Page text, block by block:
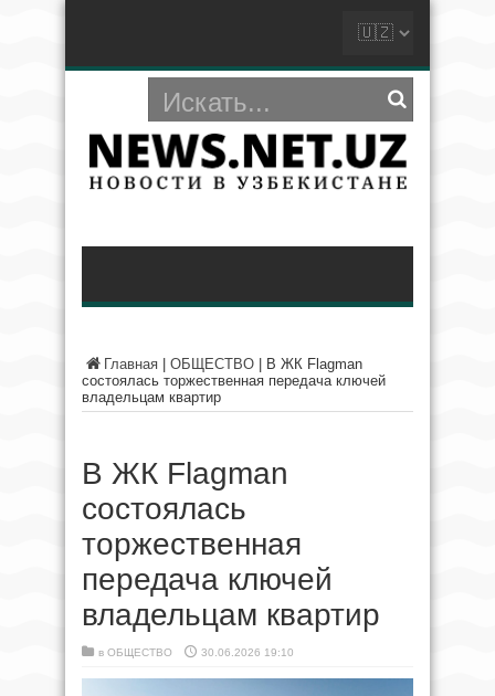
Главная ОБЩЕСТВО
В ЖК Flagman
состоялась торжественная передача ключей
владельцам квартир
В ЖК Flagman
состоялась
торжественная
передача ключей
владельцам квартир
в ОБЩЕСТВО 30.06.2026 19:10